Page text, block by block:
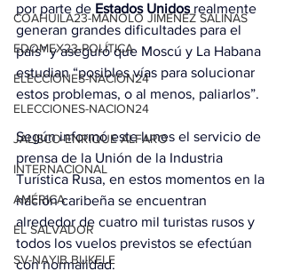
COAHUILA23-MANOLO JIMÉNEZ SALINAS
EDOMEX23-POLÍTICA
ELECCIONES-NACION24
ELECCIONES-NACION24
JALISCO-ENRIQUE ALFARO
INTERNACIONAL
AMÉRICA
EL SALVADOR
SV-NAYIB BUKELE
por parte de Estados Unidos realmente
generan grandes dificultades para el
país” y aseguró que Moscú y La Habana
estudian “posibles vías para solucionar
estos problemas, o al menos, paliarlos”.
Según informó este lunes el servicio de
prensa de la Unión de la Industria
Turística Rusa, en estos momentos en la
nación caribeña se encuentran
alrededor de cuatro mil turistas rusos y
todos los vuelos previstos se efectúan
con normalidad.